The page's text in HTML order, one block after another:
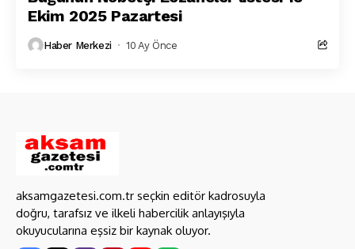
Ekim 2025 Pazartesi
Haber Merkezi 10 Ay Önce
aksamgazetesi.com.tr seçkin editör kadrosuyla
doğru, tarafsız ve ilkeli habercilik anlayışıyla
okuyucularına eşsiz bir kaynak oluyor.